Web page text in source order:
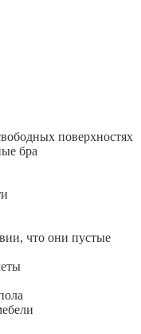
поверхностях
бра
что они пустые